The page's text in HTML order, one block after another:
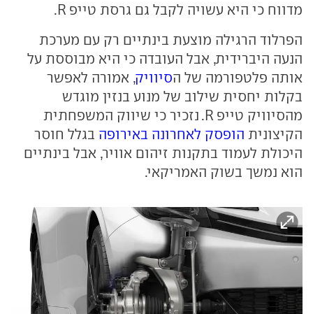
מדווח כי היא עשויה לקבל גם גרסת טייפ R.
הפרלוד הרגילה מוצעת בינתיים רק עם מערכת
הנעה היברידית, אבל העובדה כי היא מבוססת על
אותה פלטפורמה של הסיוויק, אמורה לאפשר
בקלות יחסית שילוב של מנוע בנזין מוגדש
מהסיוויק טייפ R. נזכיר כי שיווק המשפחתית
הקיצונית הופסק לאחרונה באירופה בגלל חוסר
היכולת לעמוד בתקנות זיהום אוויר, אבל בינתיים
הוא נמשך בשוק האמריקאי.